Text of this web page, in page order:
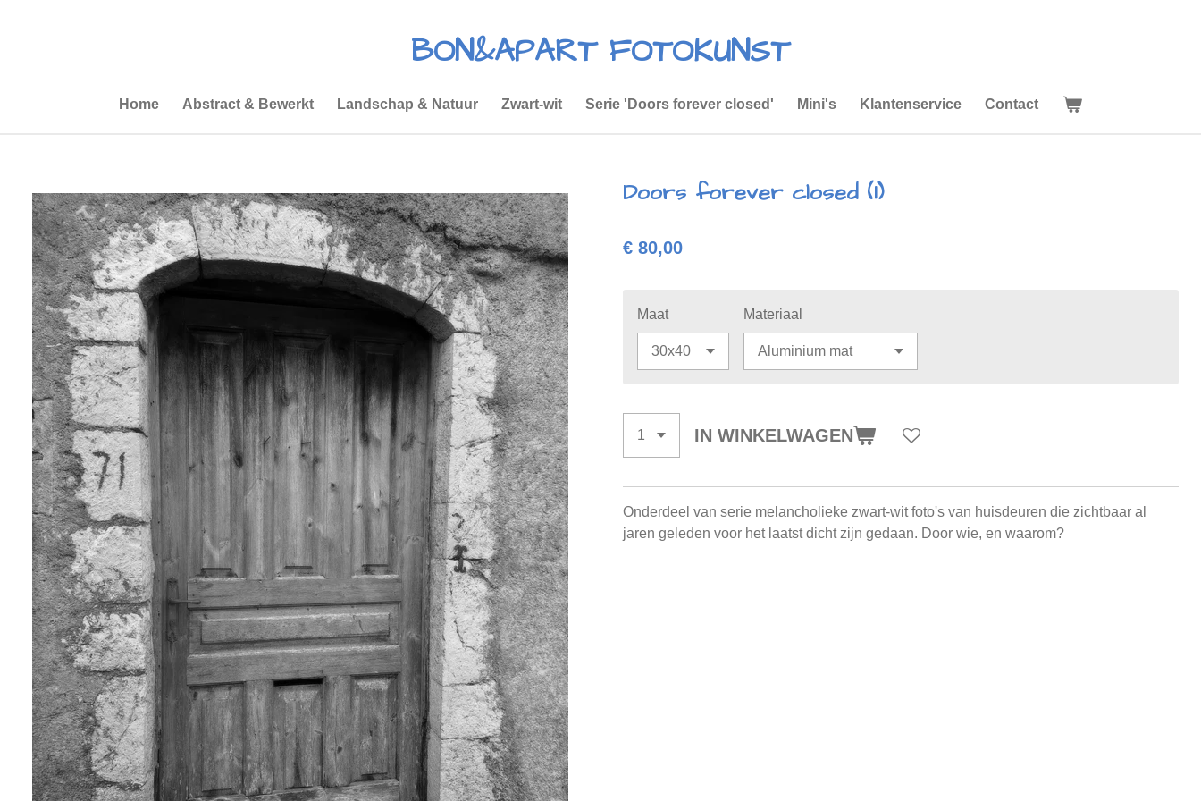
BON&APART FOTOKUNST
Home Abstract & Bewerkt Landschap & Natuur Zwart-wit Serie 'Doors forever closed' Mini's Klantenservice Contact
Doors forever closed (1)
€ 80,00
Maat Materiaal
IN WINKELWAGEN
Onderdeel van serie melancholieke zwart-wit foto's van huisdeuren die zichtbaar al
jaren geleden voor het laatst dicht zijn gedaan. Door wie, en waarom?